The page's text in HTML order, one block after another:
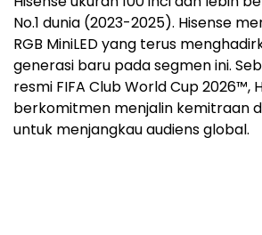
No.1 dunia (2023-2025). Hisense
RGB MiniLED yang terus
generasi baru pada segmen ini.
resmi FIFA Club World Cup 2026™,
berkomitmen menjalin kemitraan
untuk menjangkau audiens global.